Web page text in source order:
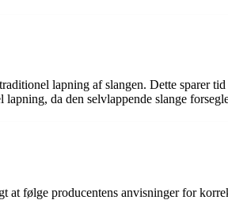
lapning af slangen. Dette sparer
da den selvlappende slange
at følge producentens anvisninger for